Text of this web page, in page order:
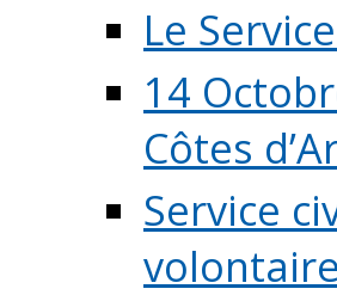
Le
14
Côtes
Service